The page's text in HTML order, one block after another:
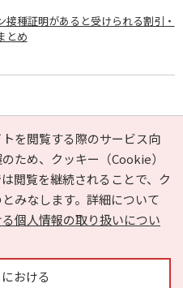
接種証明があると受けられる割引・
とめ
TOP
を閲覧する際のサービス向
ため、クッキー（Cookie）
閲覧を継続されることで、ク
みなします。詳細について
る個人情報の取り扱いについ
おける
お気に入り
ヘルプ
について
運営会社
関するお問い合わせ